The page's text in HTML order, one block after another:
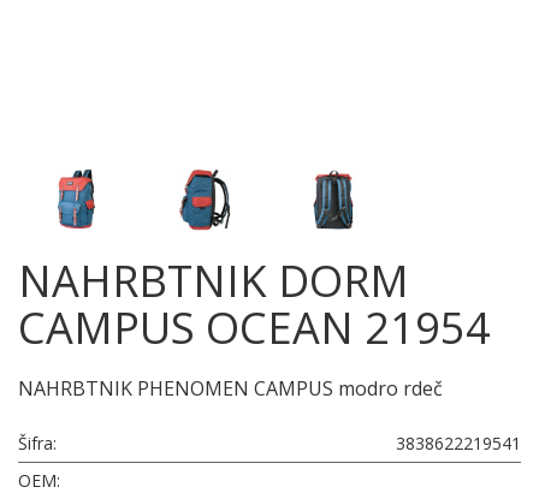
NAHRBTNIK DORM
CAMPUS OCEAN 21954
NAHRBTNIK PHENOMEN CAMPUS modro rdeč
Šifra:
3838622219541
OEM: